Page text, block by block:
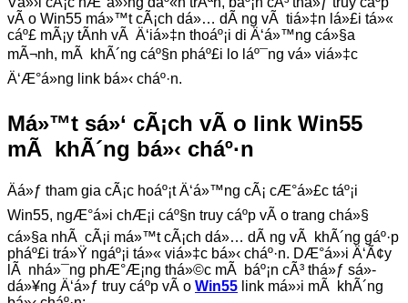
vÃ o Win55 má»™t cÃ¡ch dá»… dÃ ng vÃ tiá»‡n lá»£i tá»«
cáº£ mÃ¡y tÃ­nh vÃ Ä‘iá»‡n thoáº¡i di Ä‘á»™ng cá»§a
mÃ¬nh, mÃ khÃ´ng cáº§n pháº£i lo láº¯ng vá» viá»‡c
Ä‘Æ°á»ng link bá»‹ cháº·n.
Má»™t sá»‘ cÃ¡ch vÃ o link Win55
mÃ khÃ´ng bá»‹ cháº·n
Äá»ƒ tham gia cÃ¡c hoáº¡t Ä‘á»™ng cÃ¡ cÆ°á»£c táº¡i
Win55, ngÆ°á»i chÆ¡i cáº§n truy cáº­p vÃ o trang chá»§
cá»§a nhÃ cÃ¡i má»™t cÃ¡ch dá»… dÃ ng vÃ khÃ´ng gáº·p
pháº£i trá»Ÿ ngáº¡i tá»« viá»‡c bá»‹ cháº·n. DÆ°á»›i Ä‘Ã¢y
lÃ nhá»¯ng phÆ°Æ¡ng thá»©c mÃ báº¡n cÃ³ thá»ƒ sá»­
dá»¥ng Ä‘á»ƒ truy cáº­p vÃ o Win55 link má»›i mÃ khÃ´ng